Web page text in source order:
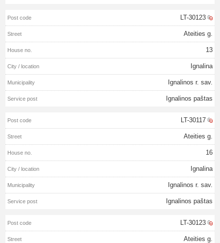
LT-30123
Ateities g.
13
Ignalina
Ignalinos r. sav.
Ignalinos paštas
LT-30117
Ateities g.
16
Ignalina
Ignalinos r. sav.
Ignalinos paštas
LT-30123
Ateities g.